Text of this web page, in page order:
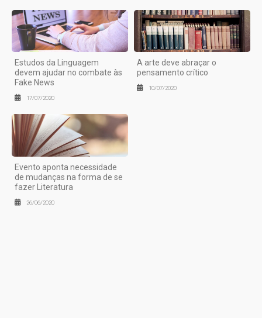
Estudos da Linguagem
devem ajudar no combate às
Fake News
17/07/2020
A arte deve abraçar o
pensamento crítico
10/07/2020
Evento aponta necessidade
de mudanças na forma de se
fazer Literatura
26/06/2020